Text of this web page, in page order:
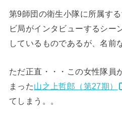
第9師団の衛生小隊に所属す
ビ局がインタビューするシー
しているものであるが、名前
ただ正直・・・この女性隊員
まった山之上哲郎（第27期）
てしまう。。